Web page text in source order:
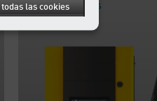
Controladores
las cookies